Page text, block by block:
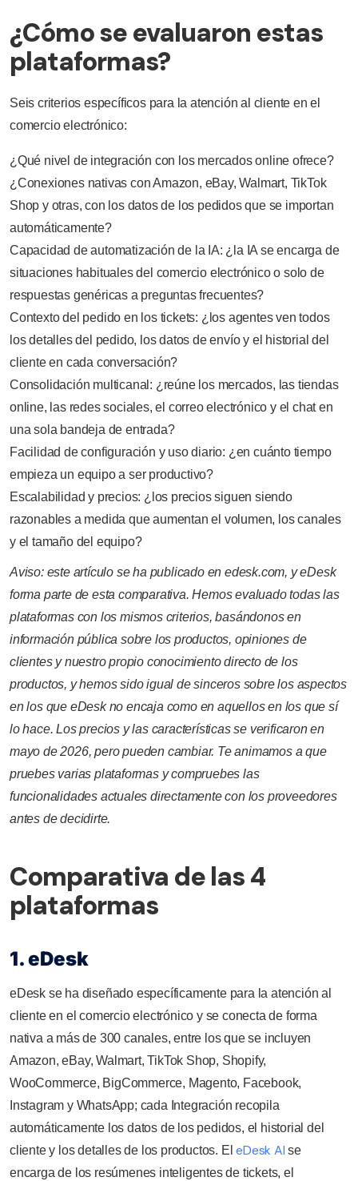
¿Cómo se evaluaron estas
plataformas?
Seis criterios específicos para la atención al cliente en el
comercio electrónico:
¿Qué nivel de integración con los mercados online ofrece?
¿Conexiones nativas con Amazon, eBay, Walmart, TikTok
Shop y otras, con los datos de los pedidos que se importan
automáticamente?
Capacidad de automatización de la IA: ¿la IA se encarga de
situaciones habituales del comercio electrónico o solo de
respuestas genéricas a preguntas frecuentes?
Contexto del pedido en los tickets: ¿los agentes ven todos
los detalles del pedido, los datos de envío y el historial del
cliente en cada conversación?
Consolidación multicanal: ¿reúne los mercados, las tiendas
online, las redes sociales, el correo electrónico y el chat en
una sola bandeja de entrada?
Facilidad de configuración y uso diario: ¿en cuánto tiempo
empieza un equipo a ser productivo?
Escalabilidad y precios: ¿los precios siguen siendo
razonables a medida que aumentan el volumen, los canales
y el tamaño del equipo?
Aviso: este artículo se ha publicado en edesk.com, y eDesk
forma parte de esta comparativa. Hemos evaluado todas las
plataformas con los mismos criterios, basándonos en
información pública sobre los productos, opiniones de
clientes y nuestro propio conocimiento directo de los
productos, y hemos sido igual de sinceros sobre los aspectos
en los que eDesk no encaja como en aquellos en los que sí
lo hace. Los precios y las características se verificaron en
mayo de 2026, pero pueden cambiar. Te animamos a que
pruebes varias plataformas y compruebes las
funcionalidades actuales directamente con los proveedores
antes de decidirte.
Comparativa de las 4
plataformas
1. eDesk
eDesk se ha diseñado específicamente para la atención al
cliente en el comercio electrónico y se conecta de forma
nativa a más de 300 canales, entre los que se incluyen
Amazon, eBay, Walmart, TikTok Shop, Shopify,
WooCommerce, BigCommerce, Magento, Facebook,
Instagram y WhatsApp; cada Integración recopila
automáticamente los datos de los pedidos, el historial del
cliente y los detalles de los productos. EleDesk AI se
encarga de los resúmenes inteligentes de tickets, el